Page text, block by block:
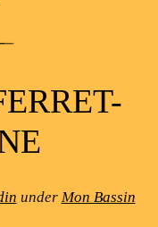
under Mon Bassin